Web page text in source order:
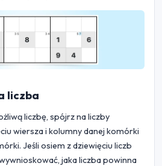
liczba
liczbę, spójrz na liczby
wiersza i kolumny danej komórki
Jeśli osiem z dziewięciu liczb
jaka liczba powinna